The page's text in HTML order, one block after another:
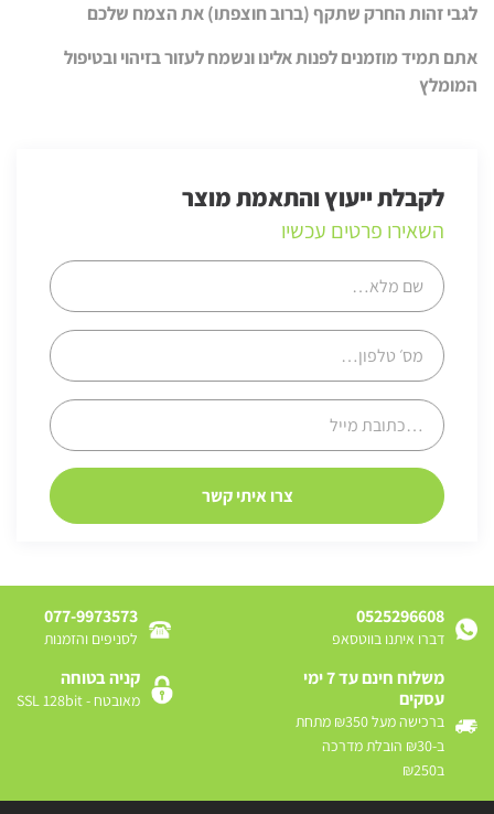
לגבי זהות החרק שתקף (ברוב חוצפתו) את הצמח שלכם
אתם תמיד מוזמנים לפנות אלינו ונשמח לעזור בזיהוי ובטיפול
המומלץ
לקבלת ייעוץ והתאמת מוצר
השאירו פרטים עכשיו
0525296608
דברו איתנו בווטסאפ
077-9973573
לסניפים והזמנות
משלוח חינם עד 7 ימי
עסקים
ברכישה מעל ₪350 מתחת
ב-₪30 הובלת מדרכה
ב₪250
קניה בטוחה
מאובטח - SSL 128bit